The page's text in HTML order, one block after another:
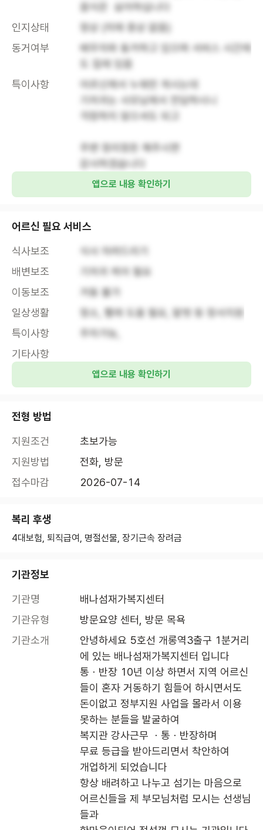
음식은  싫어하십니다
인지상태
정상 (치매 증상 없음)
동거여부
배우자와 동거하고 있으며 서비스 시간에
도 집에 있음
특이사항
어르신께서 누워만 계시는데
기저귀는 사모님께서 전담하시니
걱정하지 않으셔도 되고
주변 정리정돈 해주시면
감사하겠습니다
앱으로 내용 확인하기
어르신 필요 서비스
식사보조
식사 차려드리기
배변보조
기저귀 케어 필요
이동보조
거동 불가
일상생활
청소, 빨래 도움 필요, 말벗 등 정서지원
특이사항
주차가능,
기타사항
앱으로 내용 확인하기
전형 방법
지원조건
초보가능
지원방법
전화, 방문
접수마감
2026-07-14
복리 후생
4대보험, 퇴직급여, 명절선물, 장기근속 장려금
기관정보
기관명
배나섬재가복지센터
기관유형
방문요양 센터, 방문 목욕
기관소개
안녕하세요 5호선 개롱역3출구 1분거리
에 있는 배나섬재가복지센터 입니다
통ㆍ반장 10년 이상 하면서 지역 어르신
들이 혼자 거동하기 힘들어 하시면서도
돈이없고 정부지원 사업을 몰라서 이용
못하는 분들을 발굴하여
복지관 강사근무 ㆍ통ㆍ반장하며
무료 등급을 받아드리면서 착안하여
개업하게 되었습니다
항상 배려하고 나누고 섬기는 마음으로
어르신들을 제 부모님처럼 모시는 선생님
들과